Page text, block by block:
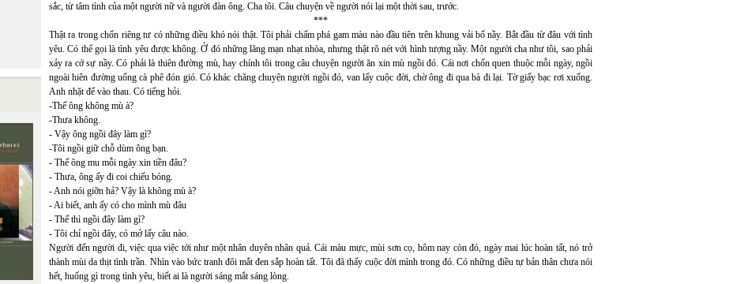
sắc, từ tâm tình của một người nữ và người đàn ông. Cha tôi. Câu chuyện về người nói lại một thời sau, trước.
***
Thật ra trong chốn riêng tư có những điều khó nói thật. Tôi phải chấm phá gam màu nào đầu tiên trên khung vải bố nầy. Bắt đầu từ đâu với tình
yêu. Có thể gọi là tình yêu được không. Ở đó những lãng mạn nhạt nhòa, nhưng thật rõ nét với hình tượng nầy. Một người cha như tôi, sao phải
xảy ra cớ sự nầy. Có phải là thiên đường mù, hay chính tôi trong câu chuyện người ăn xin mù ngồi đó. Cái nơi chốn quen thuộc mỗi ngày, ngồi
ngoài hiên đường uống cà phê đón gió. Có khác chăng chuyện người ngồi đó, van lấy cuộc đời, chờ ông đi qua bà đi lại. Tờ giấy bạc rơi xuống.
Anh nhặt để vào thau. Có tiếng hỏi.
-Thế ông không mù à?
-Thưa không.
- Vậy ông ngồi đây làm gì?
-Tôi ngồi giữ chỗ dùm ông bạn.
- Thế ông mu mỗi ngày xin tiền đâu?
- Thưa, ông ấy đi coi chiếu bóng.
- Anh nói giỡn hả? Vậy là không mù à?
- Ai biết, anh ấy có cho mình mù đâu
- Thế thì ngồi đây làm gì?
- Tôi chỉ ngồi đây, có mở lấy câu nào.
Người đến người đi, việc qua việc tới như một nhân duyên nhân quả. Cái màu mực, mùi sơn cọ, hôm nay còn đó, ngày mai lúc hoàn tất, nó trở
thành mùi da thịt tình trần. Nhìn vào bức tranh đôi mắt đen sắp hoàn tất. Tôi đã thấy cuộc đời mình trong đó. Có những điều tự bản thân chưa nói
hết, huống gì trong tình yêu, biết ai là người sáng mắt sáng lòng.